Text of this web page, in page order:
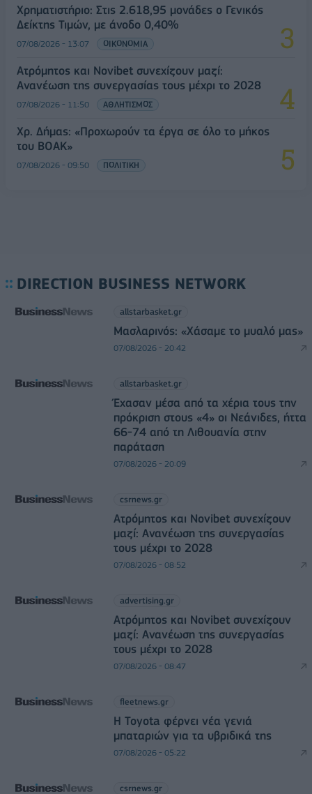
Χρηματιστήριο: Στις 2.618,95 μονάδες ο Γενικός
Δείκτης Τιμών, με άνοδο 0,40%
07/08/2026 - 13:07 ΟΙΚΟΝΟΜΙΑ
Ατρόμητος και Novibet συνεχίζουν μαζί:
Ανανέωση της συνεργασίας τους μέχρι το 2028
07/08/2026 - 11:50 ΑΘΛΗΤΙΣΜΟΣ
Χρ. Δήμας: «Προχωρούν τα έργα σε όλο το μήκος
του ΒΟΑΚ»
07/08/2026 - 09:50 ΠΟΛΙΤΙΚΗ
DIRECTION BUSINESS NETWORK
allstarbasket.gr
Μασλαρινός: «Χάσαμε το μυαλό μας»
07/08/2026 - 20:42
allstarbasket.gr
Έχασαν μέσα από τα χέρια τους την
πρόκριση στους «4» οι Νεάνιδες, ήττα
66-74 από τη Λιθουανία στην
παράταση
07/08/2026 - 20:09
csrnews.gr
Ατρόμητος και Novibet συνεχίζουν
μαζί: Ανανέωση της συνεργασίας
τους μέχρι το 2028
07/08/2026 - 08:52
advertising.gr
Ατρόμητος και Novibet συνεχίζουν
μαζί: Ανανέωση της συνεργασίας
τους μέχρι το 2028
07/08/2026 - 08:47
fleetnews.gr
Η Toyota φέρνει νέα γενιά
μπαταριών για τα υβριδικά της
07/08/2026 - 05:22
csrnews.gr